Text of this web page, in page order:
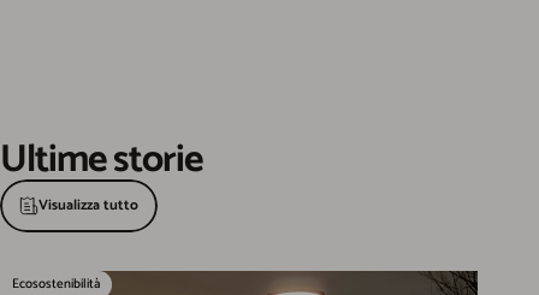
Ultimestorie
Visualizza tutto
Ecosostenibilità